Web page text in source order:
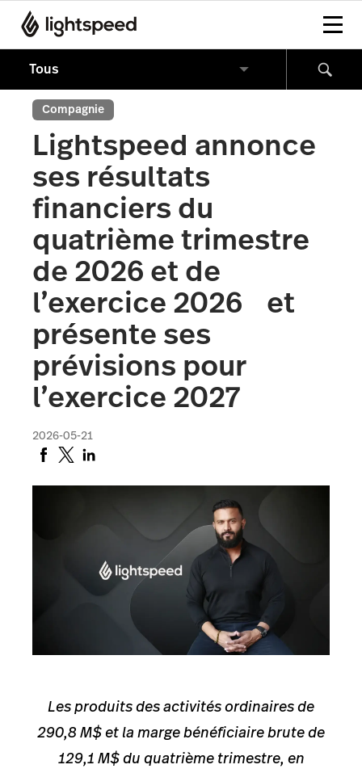
Compagnie
Lightspeed annonce
ses résultats
financiers du
quatrième trimestre
de 2026 et de
l’exercice 2026 et
présente ses
prévisions pour
l’exercice 2027
2026-05-21
Les produits des activités ordinaires de
290,8 M$ et la marge bénéficiaire brute de
129,1 M$ du quatrième trimestre, en